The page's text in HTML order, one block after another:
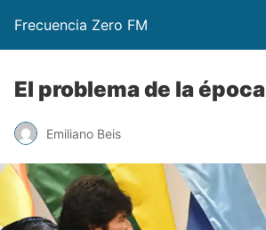
Frecuencia Zero FM
El problema de la época
Emiliano Beis